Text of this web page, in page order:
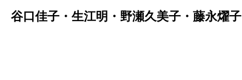
谷口佳子・生江明・野瀬久美子・藤永燿子